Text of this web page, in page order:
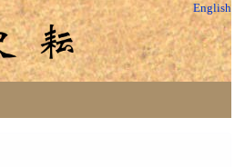
English